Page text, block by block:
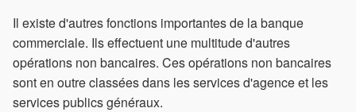
Il existe d'autres fonctions importantes de la banque
commerciale. Ils effectuent une multitude d'autres
opérations non bancaires. Ces opérations non bancaires
sont en outre classées dans les services d'agence et les
services publics généraux.